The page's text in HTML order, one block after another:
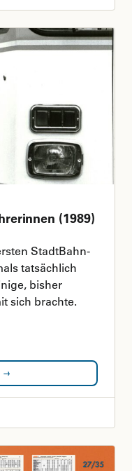
(1989)
StadtBahn-
tatsächlich
bisher
sich brachte.
→